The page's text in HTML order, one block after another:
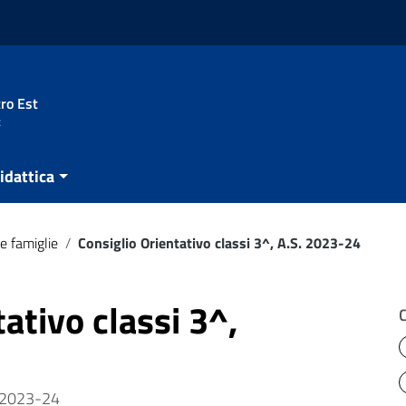
Est
famiglie / Consiglio Orientativo classi 3^, A.S. 2023-24
classi 3^,
24